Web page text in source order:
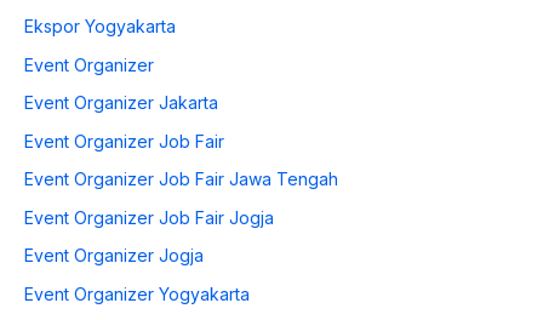
Ekspor Yogyakarta
Event Organizer
Event Organizer Jakarta
Event Organizer Job Fair
Event Organizer Job Fair Jawa Tengah
Event Organizer Job Fair Jogja
Event Organizer Jogja
Event Organizer Yogyakarta